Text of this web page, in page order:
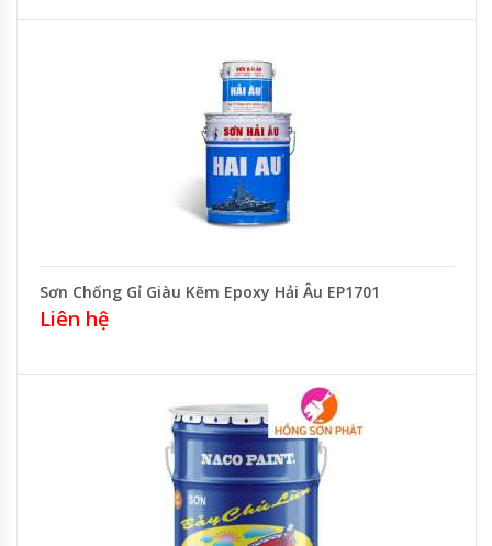
Sơn Chống Gỉ Giàu Kẽm Epoxy Hải Âu EP1701
Liên hệ